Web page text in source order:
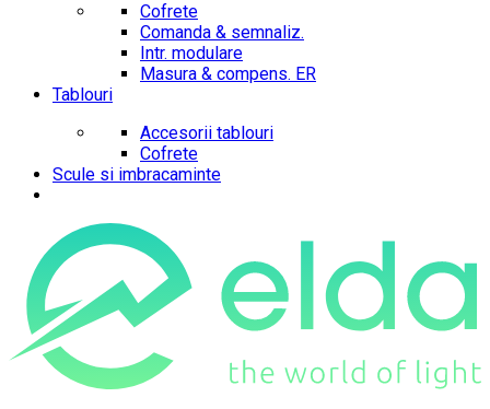
Cofrete
Comanda & semnaliz.
Intr. modulare
Masura & compens. ER
Tablouri
Accesorii tablouri
Cofrete
Scule si imbracaminte